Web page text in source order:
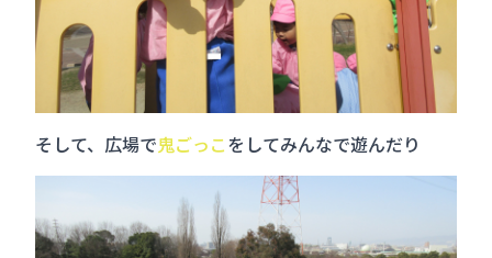
そして、広場で鬼ごっこ をしてみんなで遊んだり